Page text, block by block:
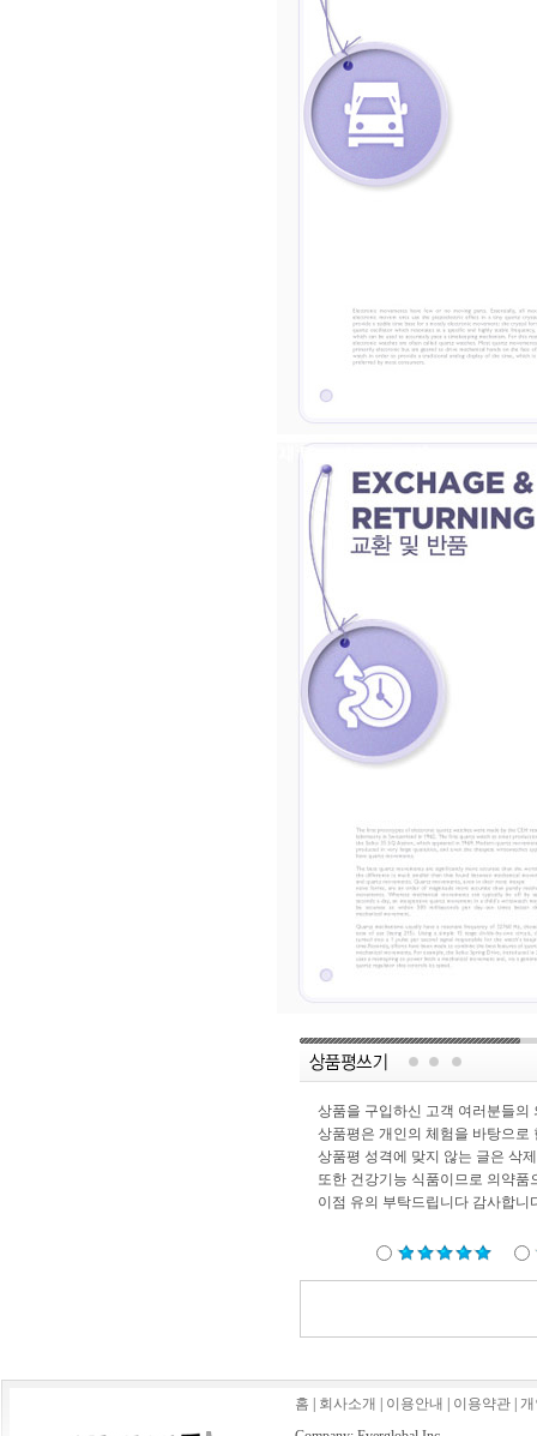
상품을 구입하신 고객 여러분들의
상품평은 개인의 체험을 바탕으로
상품평 성격에 맞지 않는 글은 삭
또한 건강기능 식품이므로 의약
이점 유의 부탁드립니다 감사합니
홈 회사소개 이용안내 이용약관| 개